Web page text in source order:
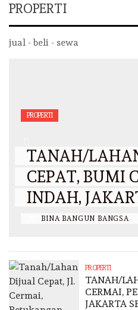
PROPERTI
jual - beli - sewa
PROPERTI
TANAH/
CEPAT, BUMI
INDAH,
BINA BANGUN BANGSA
PROPERTI
TANAH/
CERMAI,
JAKARTA